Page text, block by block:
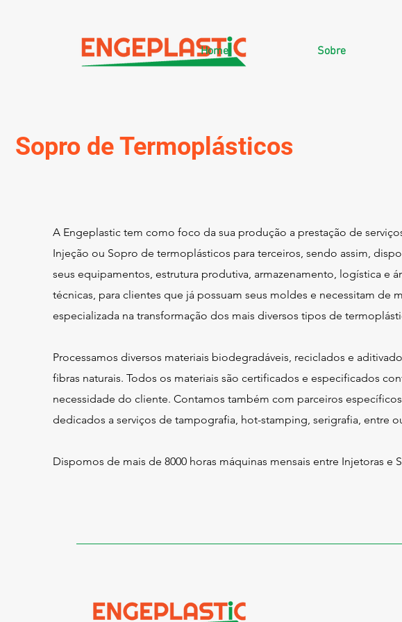
Home Sobre
Sopro de Termoplásticos
A Engeplastic tem como foco da sua produção a prestação de
Injeção ou Sopro de termoplásticos para terceiros, sendo assim,
seus equipamentos, estrutura produtiva, armazenamento, logística e
técnicas, para clientes que já possuam seus moldes e necessitam de
especializada na transformação dos mais diversos tipos de
Processamos diversos materiais biodegradáveis, reciclados e
fibras naturais. Todos os materiais são certificados e especificados
necessidade do cliente. Contamos também com parceiros
dedicados a serviços de tampografia, hot-stamping, serigrafia, entre
Dispomos de mais de 8000 horas máquinas mensais entre Injetoras e